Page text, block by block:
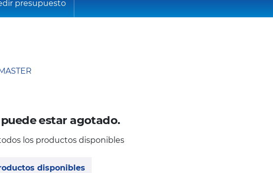
presupuesto
estar agotado.
los productos disponibles
disponibles